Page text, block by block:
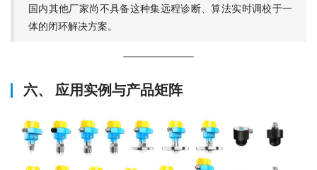
国内其他厂家尚不具备这种集远程诊断、算法实时调校于一
体的闭环解决方案。
六、 应用实例与产品矩阵